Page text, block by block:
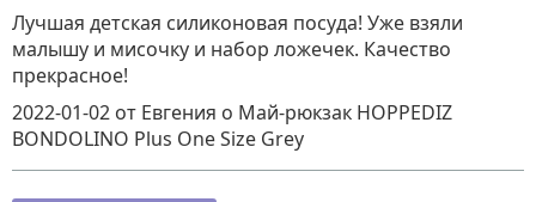
Лучшая детская силиконовая посуда! Уже взяли
малышу и мисочку и набор ложечек. Качество
прекрасное!
2022-01-02 от Евгения о Май-рюкзак HOPPEDIZ
BONDOLINO Plus One Size Grey